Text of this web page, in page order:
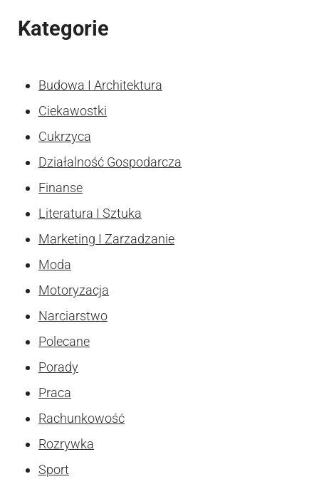
Kategorie
Budowa I Architektura
Ciekawostki
Cukrzyca
Działalność Gospodarcza
Finanse
Literatura I Sztuka
Marketing I Zarzadzanie
Moda
Motoryzacja
Narciarstwo
Polecane
Porady
Praca
Rachunkowość
Rozrywka
Sport